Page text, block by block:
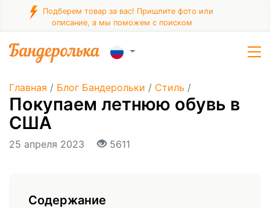
Подберем товар за вас! Пришлите фото или
описание, а мы поможем с поиском
Главная / Блог Бандерольки / Стиль /
Покупаем летнюю обувь в
США
25 апреля 2023 5611
Содержание